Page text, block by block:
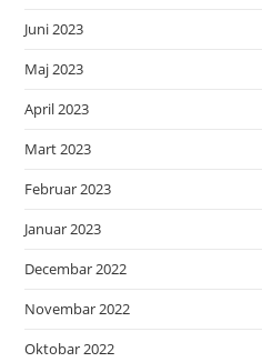
Juni 2023
Maj 2023
April 2023
Mart 2023
Februar 2023
Januar 2023
Decembar 2022
Novembar 2022
Oktobar 2022